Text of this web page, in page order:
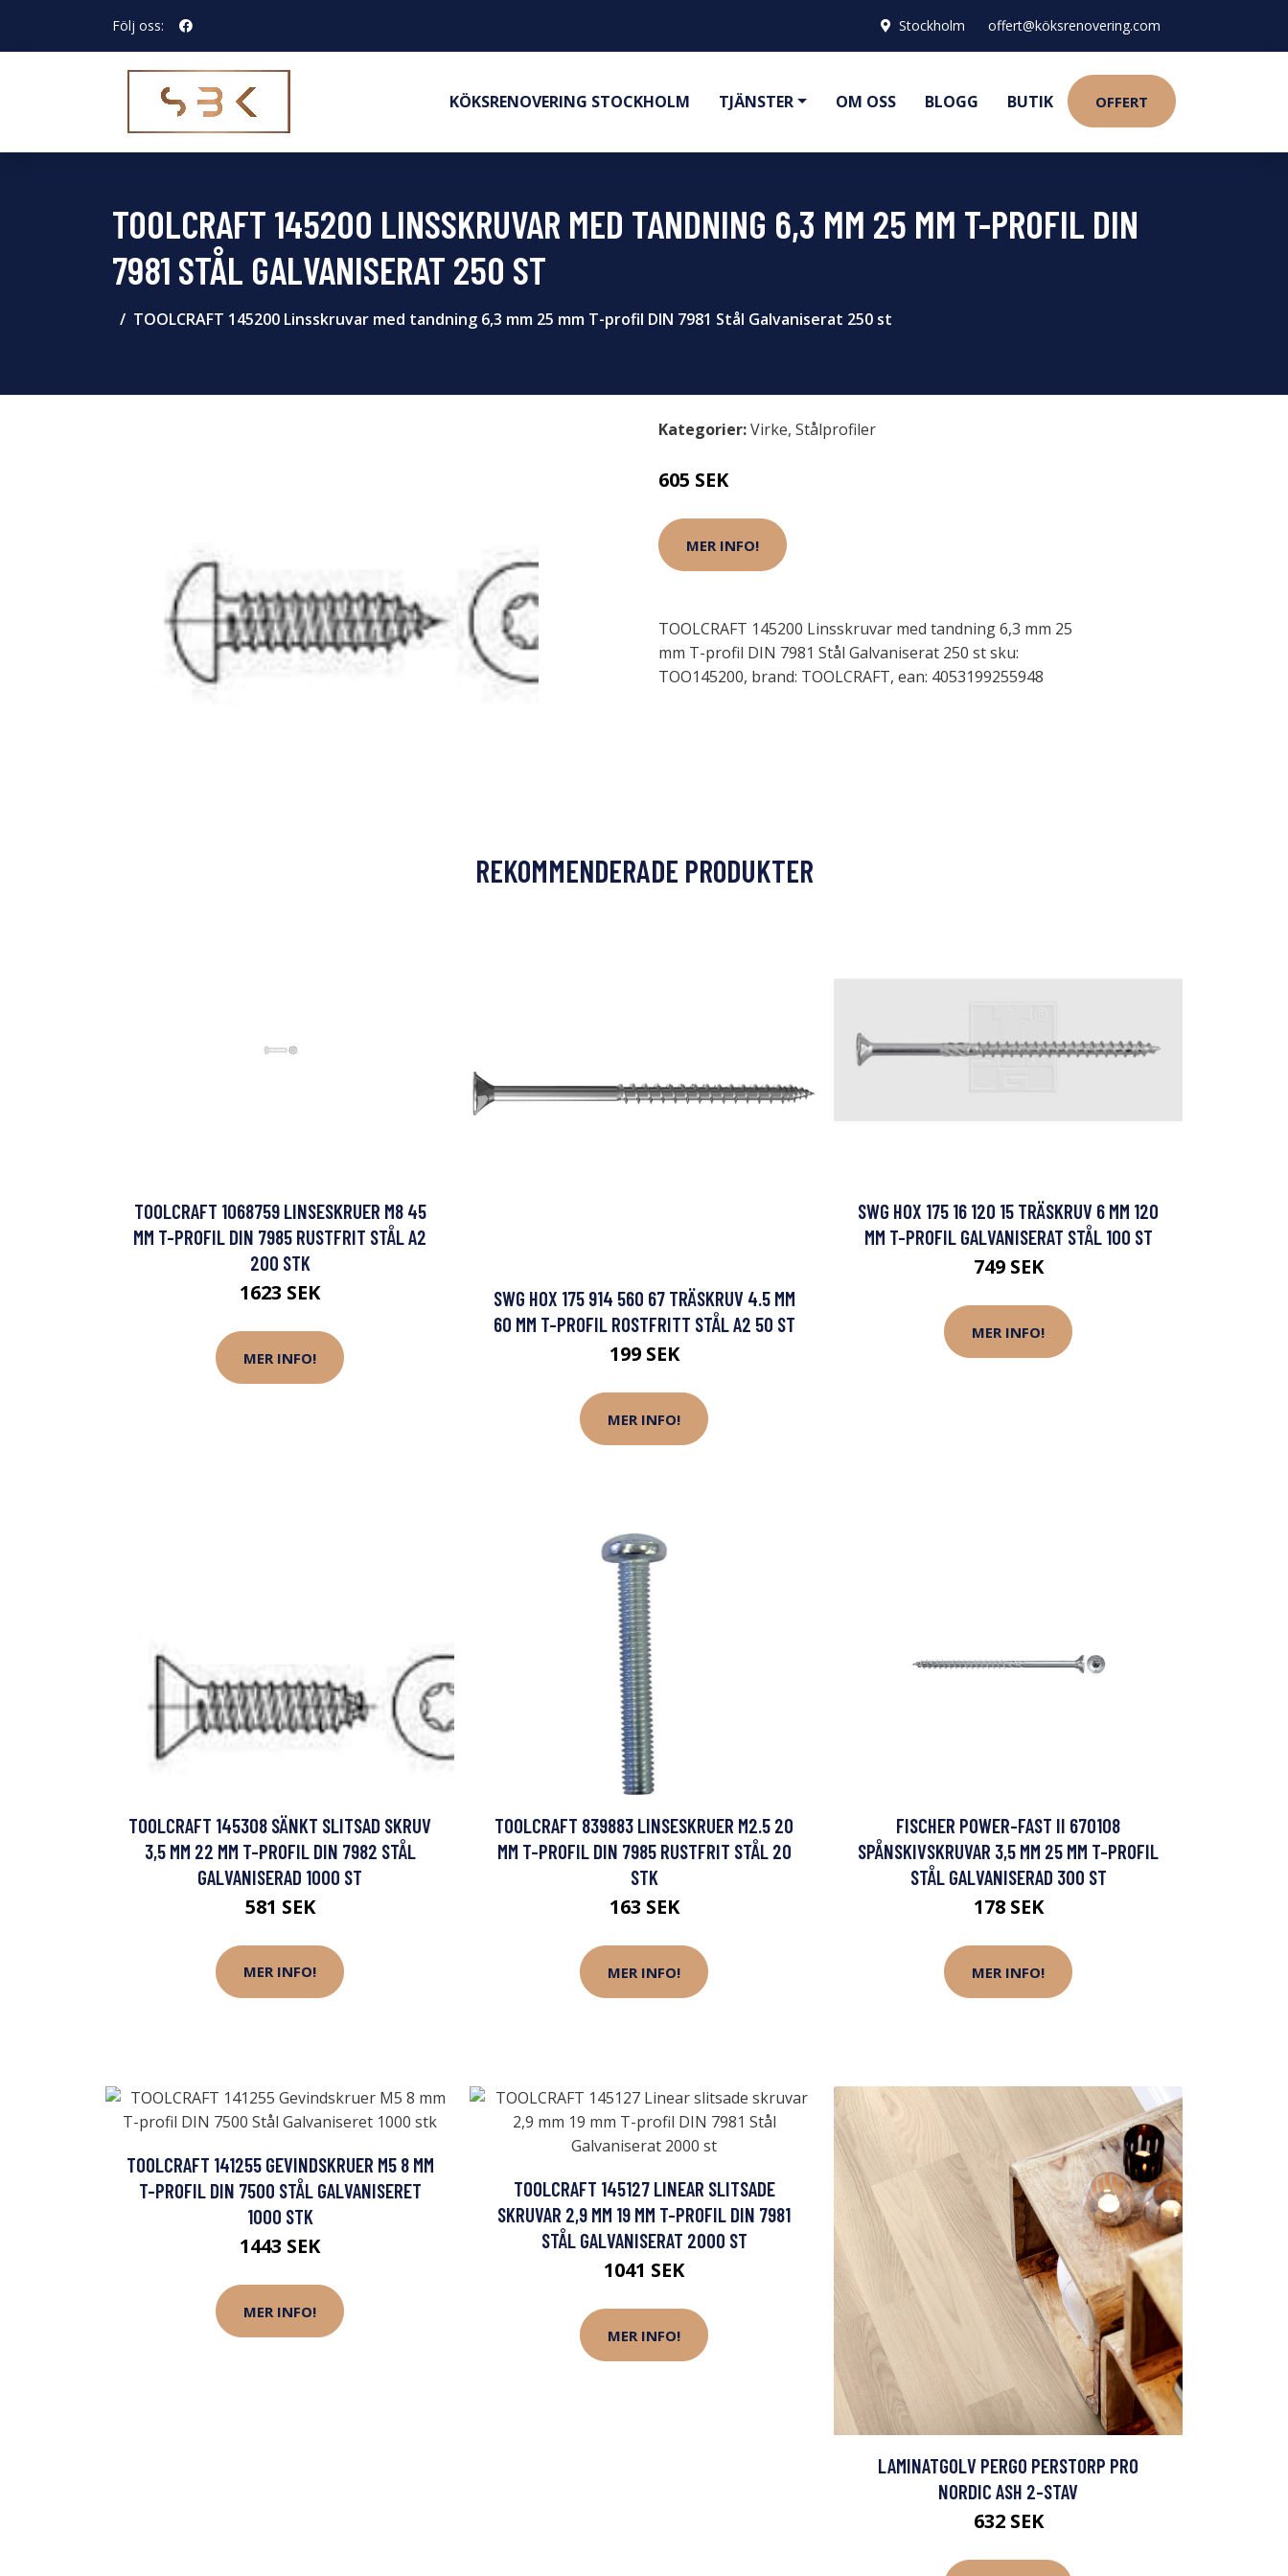
Följ oss: Stockholm offert@köksrenovering.com
KÖKSRENOVERING STOCKHOLM TJÄNSTER OM OSS BLOGG BUTIK OFFERT
TOOLCRAFT 145200 LINSSKRUVAR MED TANDNING 6,3 MM 25 MM T-PROFIL DIN
7981 STÅL GALVANISERAT 250 ST
TOOLCRAFT 145200 Linsskruvar med tandning 6,3 mm 25 mm T-profil DIN 7981 Stål Galvaniserat 250 st
Kategorier:Virke, Stålprofiler
605 SEK
MER INFO!
TOOLCRAFT 145200 Linsskruvar med tandning 6,3 mm 25
mm T-profil DIN 7981 Stål Galvaniserat 250 st sku:
TOO145200, brand: TOOLCRAFT, ean: 4053199255948
REKOMMENDERADE PRODUKTER
TOOLCRAFT 1068759 LINSESKRUER M8 45
MM T-PROFIL DIN 7985 RUSTFRIT STÅL A2
200 STK
1623 SEK
MER INFO!
SWG HOX 175 914 560 67 TRÄSKRUV 4.5 MM
60 MM T-PROFIL ROSTFRITT STÅL A2 50 ST
199 SEK
MER INFO!
SWG HOX 175 16 120 15 TRÄSKRUV 6 MM 120
MM T-PROFIL GALVANISERAT STÅL 100 ST
749 SEK
MER INFO!
TOOLCRAFT 145308 SÄNKT SLITSAD SKRUV
3,5 MM 22 MM T-PROFIL DIN 7982 STÅL
GALVANISERAD 1000 ST
581 SEK
MER INFO!
TOOLCRAFT 839883 LINSESKRUER M2.5 20
MM T-PROFIL DIN 7985 RUSTFRIT STÅL 20
STK
163 SEK
MER INFO!
FISCHER POWER-FAST II 670108
SPÅNSKIVSKRUVAR 3,5 MM 25 MM T-PROFIL
STÅL GALVANISERAD 300 ST
178 SEK
MER INFO!
TOOLCRAFT 141255 GEVINDSKRUER M5 8 MM
T-PROFIL DIN 7500 STÅL GALVANISERET
1000 STK
1443 SEK
MER INFO!
TOOLCRAFT 145127 LINEAR SLITSADE
SKRUVAR 2,9 MM 19 MM T-PROFIL DIN 7981
STÅL GALVANISERAT 2000 ST
1041 SEK
MER INFO!
LAMINATGOLV PERGO PERSTORP PRO
NORDIC ASH 2-STAV
632 SEK